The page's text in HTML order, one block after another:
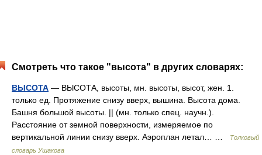
Смотреть что такое "высота" в других словарях:
ВЫСОТА — ВЫСОТА, высоты, мн. высоты, высот, жен. 1.
только ед. Протяжение снизу вверх, вышина. Высота дома.
Башня большой высоты. || (мн. только спец. научн.).
Расстояние от земной поверхности, измеряемое по
вертикальной линии снизу вверх. Аэроплан летал… …
Толковый
словарь Ушакова